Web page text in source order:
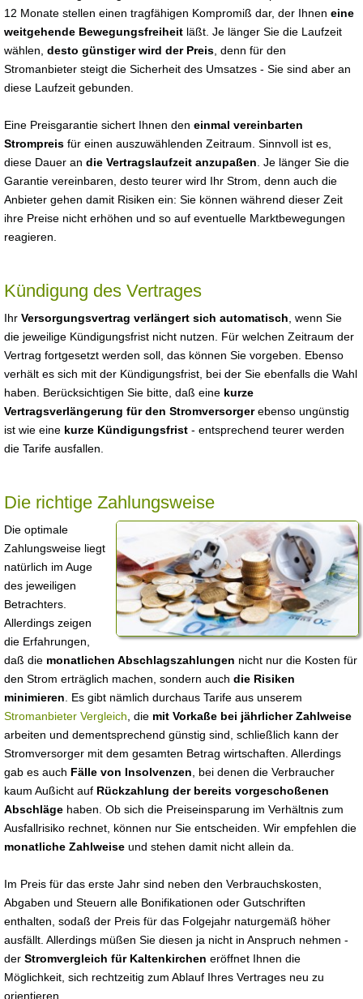
12 Monate stellen einen tragfähigen Kompromiß dar, der Ihnen eine
weitgehende Bewegungsfreiheit läßt. Je länger Sie die Laufzeit
wählen, desto günstiger wird der Preis , denn für den
Stromanbieter steigt die Sicherheit des Umsatzes - Sie sind aber an
diese Laufzeit gebunden.
Eine Preisgarantie sichert Ihnen den einmal vereinbarten
Strompreis für einen auszuwählenden Zeitraum. Sinnvoll ist es,
diese Dauer an die Vertragslaufzeit anzupaßen . Je länger Sie die
Garantie vereinbaren, desto teurer wird Ihr Strom, denn auch die
Anbieter gehen damit Risiken ein: Sie können während dieser Zeit
ihre Preise nicht erhöhen und so auf eventuelle Marktbewegungen
reagieren.
Kündigung des Vertrages
Ihr Versorgungsvertrag verlängert sich automatisch , wenn Sie
die jeweilige Kündigungsfrist nicht nutzen. Für welchen Zeitraum der
Vertrag fortgesetzt werden soll, das können Sie vorgeben. Ebenso
verhält es sich mit der Kündigungsfrist, bei der Sie ebenfalls die Wahl
haben. Berücksichtigen Sie bitte, daß eine kurze
Vertragsverlängerung für den Stromversorgerebenso ungünstig
ist wie eine kurze Kündigungsfrist - entsprechend teurer werden
die Tarife ausfallen.
Die richtige Zahlungsweise
Die optimale
Zahlungsweise liegt
natürlich im Auge
des jeweiligen
Betrachters.
Allerdings zeigen
die Erfahrungen,
daß die monatlichen Abschlagszahlungen nicht nur die Kosten für
den Strom erträglich machen, sondern auch die Risiken
minimieren . Es gibt nämlich durchaus Tarife aus unserem
Stromanbieter Vergleich , die mit Vorkaße bei jährlicher Zahlweise
arbeiten und dementsprechend günstig sind, schließlich kann der
Stromversorger mit dem gesamten Betrag wirtschaften. Allerdings
gab es auch Fälle von Insolvenzen , bei denen die Verbraucher
kaum Außicht auf Rückzahlung der bereits vorgeschoßenen
Abschläge haben. Ob sich die Preiseinsparung im Verhältnis zum
Ausfallrisiko rechnet, können nur Sie entscheiden. Wir empfehlen die
monatliche Zahlweise und stehen damit nicht allein da.
Im Preis für das erste Jahr sind neben den Verbrauchskosten,
Abgaben und Steuern alle Bonifikationen oder Gutschriften
enthalten, sodaß der Preis für das Folgejahr naturgemäß höher
ausfällt. Allerdings müßen Sie diesen ja nicht in Anspruch nehmen -
der Stromvergleich für Kaltenkirchen eröffnet Ihnen die
Möglichkeit, sich rechtzeitig zum Ablauf Ihres Vertrages neu zu
orientieren.